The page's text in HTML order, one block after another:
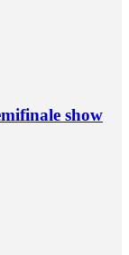
show